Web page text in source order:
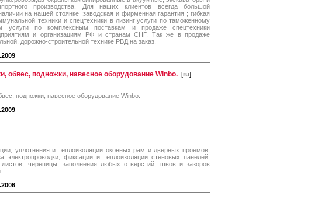
производства. Для наших клиентов всегда большой
на нашей стоянке ;заводская и фирменная гарантия ; гибкая
техники и спецтехники в лизинг;услуги по таможенному
услуги по комплексным поставкам и продаже спецтехники
и организациям РФ и странам СНГ. Так же в продаже
дорожно-строительной технике.РВД на заказ.
обвес, подножки, навесное оборудование Winbo. [ru]
подножки, навесное оборудование Winbo.
уплотнения и теплоизоляции оконных рам и дверных проемов,
электропроводки, фиксации и теплоизоляции стеновых панелей,
черепицы, заполнения любых отверстий, швов и зазоров